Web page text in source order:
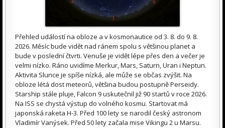
Přehled událostí na obloze a v kosmonautice od 3. 8. do 9. 8.
2026. Měsíc bude vidět nad ránem spolu s většinou planet a
bude v poslední čtvrti. Venuše je vidět lépe přes den a večer je
velmi nízko. Ráno uvidíme Merkur, Mars, Saturn, Uran i Neptun.
Aktivita Slunce je spíše nízká, ale může se občas zvýšit. Na
obloze létá dost meteorů, většina budou postupně Perseidy.
Starship stále pluje, Falcon 9 uskutečnil již 90 startů v roce 2026.
Na ISS se chystá výstup do volného kosmu. Startovat má
japonská raketa H-3. Před 100 lety se narodil český astronom
Vladimír Vanýsek. Před 50 lety začala mise Vikingu 2 u Marsu.